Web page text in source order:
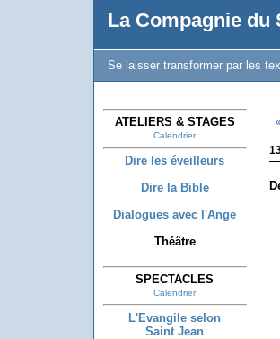
La Compagnie du
Se laisser transformer par les
ATELIERS & STAGES
Calendrier
Dire les éveilleurs
Dire la Bible
Dialogues avec l'Ange
Théâtre
SPECTACLES
Calendrier
L'Evangile selon
Saint Jean